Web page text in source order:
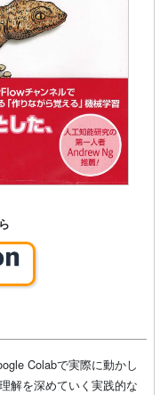
Colabで実際に動かし
解を深めていく実践的な